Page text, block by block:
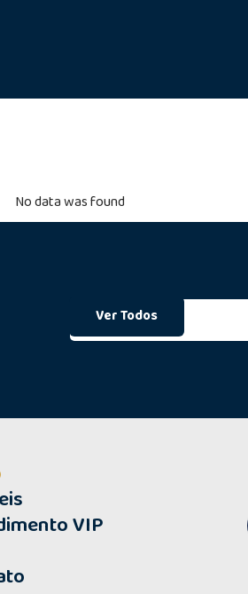
Ver Todos
No data was found
VIP